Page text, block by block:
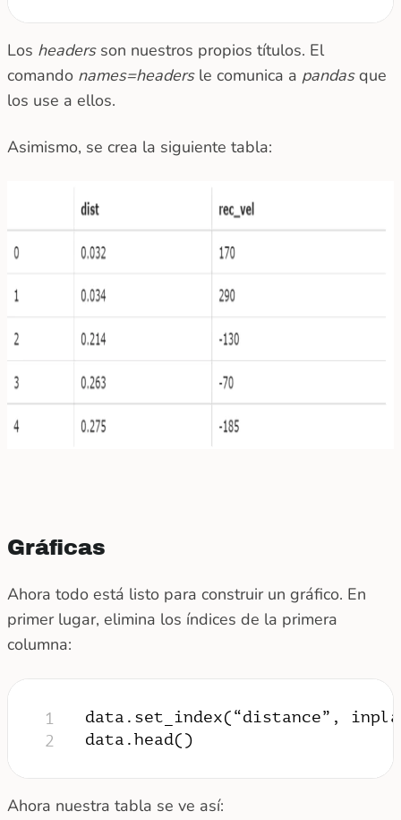
Los headersson nuestros propios títulos. El
comando names=headersle comunica a pandasque
los use a ellos.
Asimismo, se crea la siguiente tabla:
Gráficas
Ahora todo está listo para construir un gráfico. En
primer lugar, elimina los índices de la primera
columna:
1
2
data.set_index(“distance”,
data.head()
Ahora nuestra tabla se ve así: